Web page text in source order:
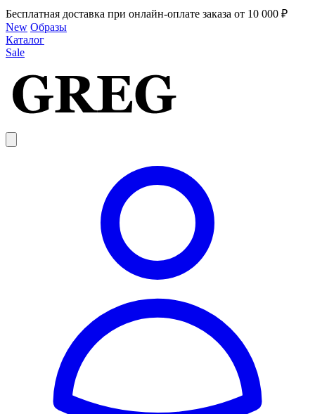
Бесплатная доставка при онлайн-оплате заказа от 10 000 ₽
New Образы
Каталог
Sale